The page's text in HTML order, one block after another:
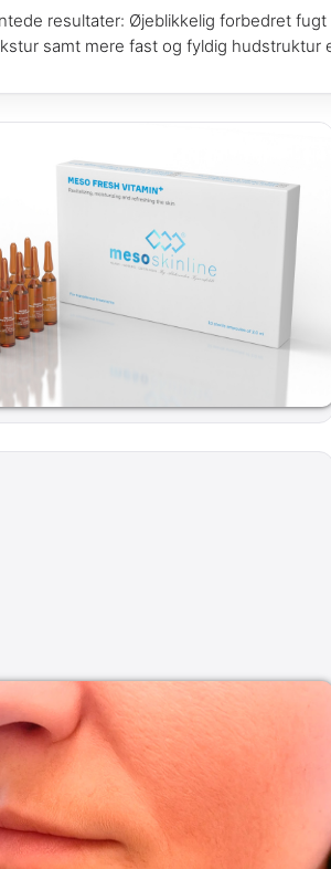
resultater: Øjeblikkelig forbedret
samt mere fast og fyldig hudstruktur